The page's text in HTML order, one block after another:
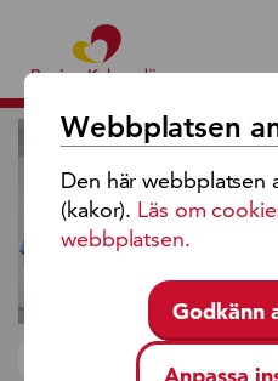
Region
NYHET 2025-12-03
Webbplatsen
Den här webbplatsen
(kakor). Läs om
webbplatsen.
Godkänn